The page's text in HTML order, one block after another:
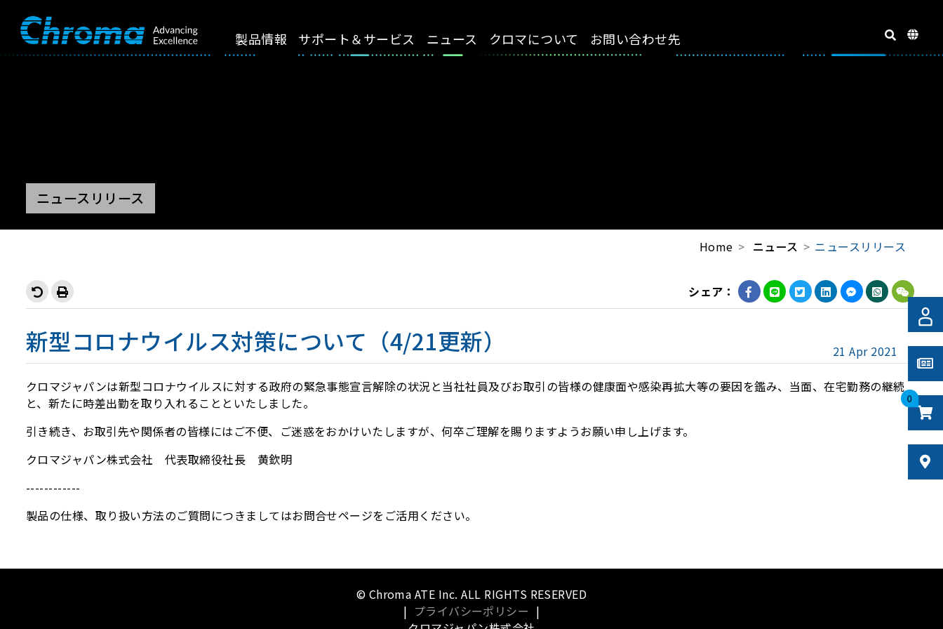
製品情報 サポート＆サービス ニュース クロマについて お問い合わせ先
0
ニュースリリース
Home ニュース ニュースリリース
シェア：
新型コロナウイルス対策について（4/21更新） 21 Apr 2021
クロマジャパンは新型コロナウイルスに対する政府の緊急事態宣言解除の状況と当社社員及びお取引の皆様の健康面や感染再拡大等の要因を鑑み、当面、在宅勤務の継続
と、新たに時差出勤を取り入れることといたしました。
引き続き、お取引先や関係者の皆様にはご不便、ご迷惑をおかけいたしますが、何卒ご理解を賜りますようお願い申し上げます。
クロマジャパン株式会社 代表取締役社長 黄欽明
------------
製品の仕様、取り扱い方法のご質問につきましてはお問合せページをご活用ください。
© Chroma ATE Inc. ALL RIGHTS RESERVED
| プライバシーポリシー |